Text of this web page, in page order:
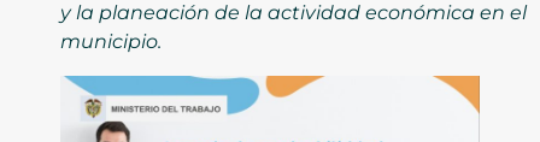
y la planeación de la actividad económica en el
municipio.